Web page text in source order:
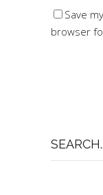
Save
browser
for: